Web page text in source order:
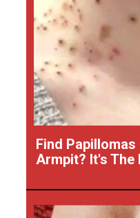
Find Papillomas
Armpit? It's The